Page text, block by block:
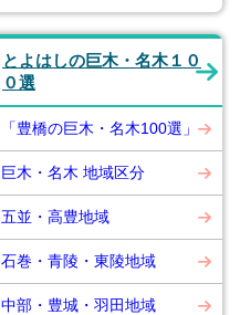
とよはしの巨木・名木１０
０選
「豊橋の巨木・名木100選」
巨木・名木 地域区分
五並・高豊地域
石巻・青陵・東陵地域
中部・豊城・羽田地域